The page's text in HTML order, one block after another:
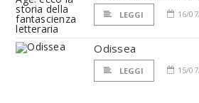
LEGGI 16/
Odissea
LEGGI 15/